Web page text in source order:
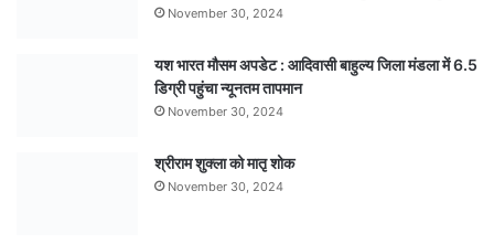
November 30, 2024
यश भारत मौसम अपडेट : आदिवासी बाहुल्य जिला मंडला में 6.5
डिग्री पहुंचा न्यूनतम तापमान
November 30, 2024
श्रीराम शुक्ला को मातृ शोक
November 30, 2024